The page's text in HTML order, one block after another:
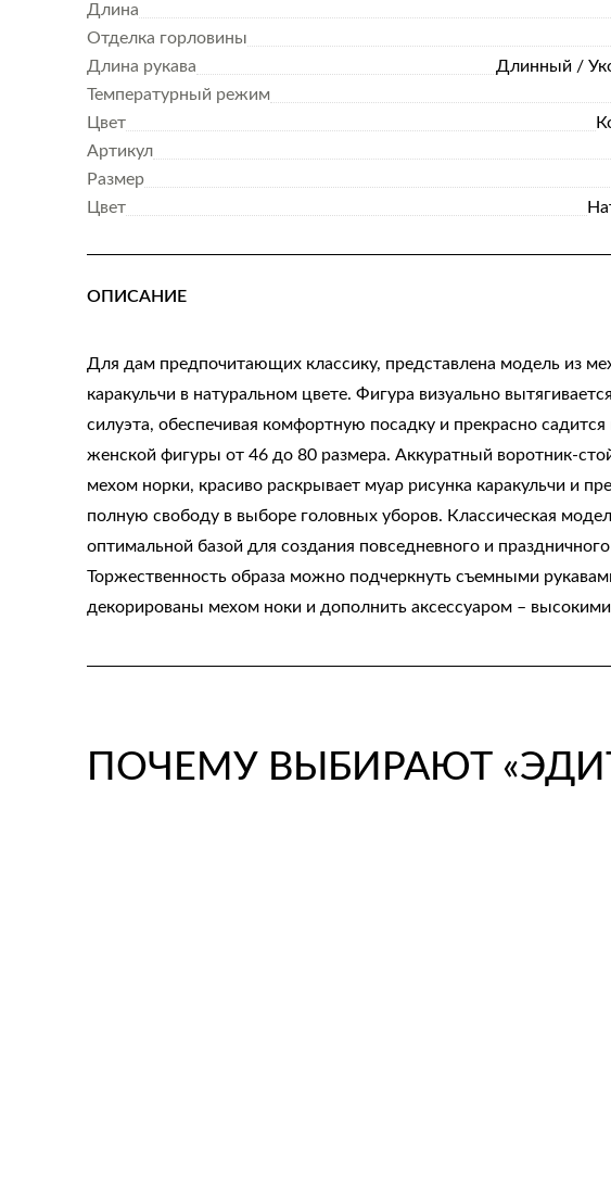
Длина
Отделка горловины
Длина рукава
Длинный /
Температурный режим
Цвет
Артикул
Размер
Цвет
ОПИСАНИЕ
Для дам предпочитающих классику, представлена модель из
каракульчи в натуральном цвете. Фигура визуально
силуэта, обеспечивая комфортную посадку и прекрасно
женской фигуры от 46 до 80 размера. Аккуратный воротник-
мехом норки, красиво раскрывает муар рисунка каракульчи и
полную свободу в выборе головных уборов. Классическая
оптимальной базой для создания повседневного и праздничного
Торжественность образа можно подчеркнуть съемными
декорированы мехом ноки и дополнить аксессуаром –
ПОЧЕМУ ВЫБИРАЮТ